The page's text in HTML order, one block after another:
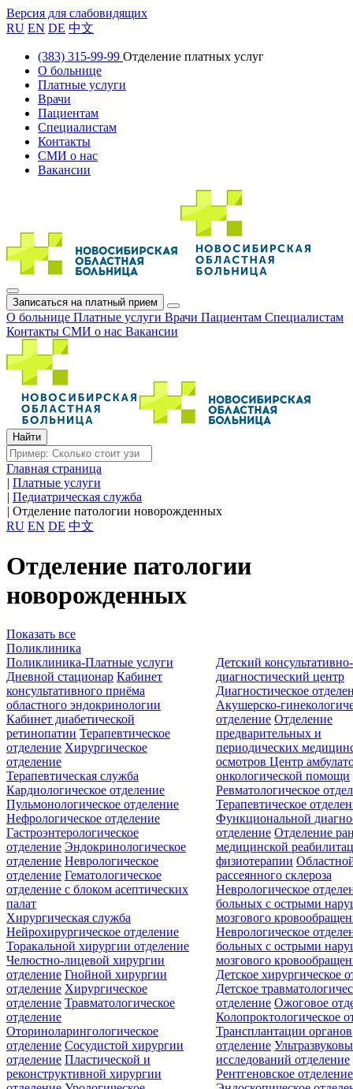
Версия для слабовидящих
RU EN DE 中文
(383) 315-99-99 Отделение платных услуг
О больнице
Платные услуги
Врачи
Пациентам
Специалистам
Контакты
СМИ о нас
Вакансии
Записаться на платный прием
О больнице Платные услуги Врачи Пациентам Специалистам
Контакты СМИ о нас Вакансии
Главная страница
| Платные услуги
| Педиатрическая служба
| Отделение патологии новорожденных
RU EN DE 中文
Отделение патологии
новорожденных
Показать все
Поликлиника
Поликлиника-Платные услуги
Дневной стационар Кабинет
консультативного приёма
областного эндокринологии
Кабинет диабетической
ретинопатии Терапевтическое
отделение Хирургическое
отделение
Детский консультативно-
диагностический центр
Диагностическое
Акушерско-
отделение Отделение
предварительных и
периодических
осмотровЦентр
онкологической помощи
Терапевтическая служба
Кардиологическое отделение
Пульмонологическое отделение
Нефрологическое отделение
Гастроэнтерологическое
отделение Эндокринологическое
отделение Неврологическое
отделение Гематологическое
отделение c блоком асептических
палат
Ревматологическое
Терапевтическое
Функциональной
отделение Отделение
медицинской
физиотерапии
рассеянного склероза
Неврологическое
больных с острыми
мозгового
Неврологическое
больных с острыми
мозгового
Хирургическая служба
Нейрохирургическое отделение
Торакальной хирургии отделение
Челюстно-лицевой хирургии
отделение Гнойной хирургии
отделение Хирургическое
отделение Травматологическое
отделение
Оториноларингологическое
отделение Сосудистой хирургии
отделение Пластической и
реконструктивной хирургии
Детское хирургическое
Детское
отделение Ожоговое
Колопроктологическое
Трансплантации органов
отделение
исследований отделение
Рентгеновское отделение